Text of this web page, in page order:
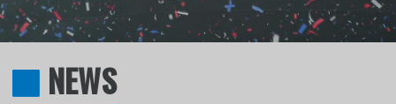
NEWS